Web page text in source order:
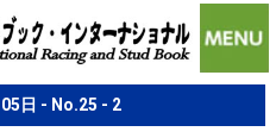
日 - No.25 - 2